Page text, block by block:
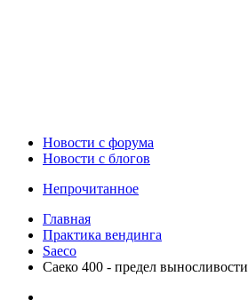
Новости c форума
Новости с блогов
Непрочитанное
Главная
Практика вендинга
Saeco
Саеко 400 - предел выносливости